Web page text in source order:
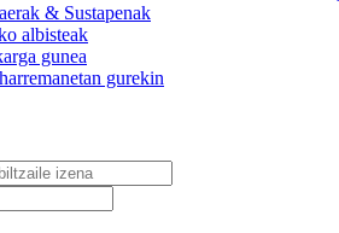
& Sustapenak
albisteak
gunea
gurekin